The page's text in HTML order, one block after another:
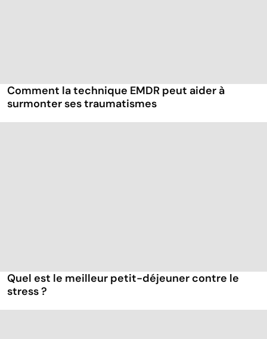
Comment la technique EMDR peut aider à
surmonter ses traumatismes
Quel est le meilleur petit-déjeuner contre le
stress ?